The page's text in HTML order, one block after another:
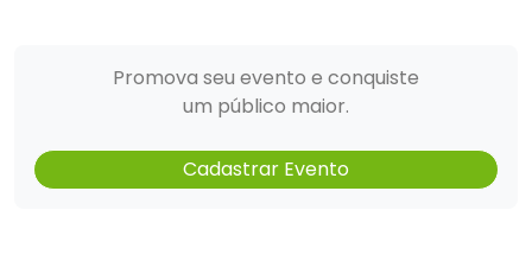
Promova seu evento e conquiste
um público maior.
Cadastrar Evento